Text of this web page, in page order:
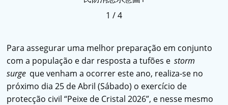
1 /4
Para assegurar uma melhor preparação em conjunto
com a população e dar resposta a tufões e storm
surge que venham a ocorrer este ano, realiza-se no
próximo dia 25 de Abril (Sábado) o exercício de
protecção civil “Peixe de Cristal 2026”, e nesse mesmo